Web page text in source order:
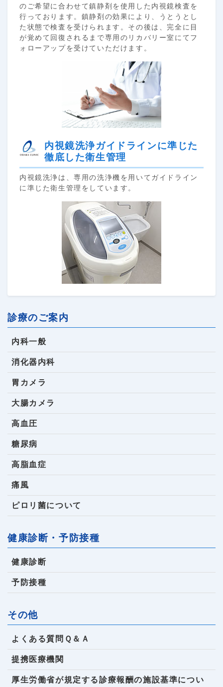
診療のご案内
内科一般
消化器内科
胃カメラ
大腸カメラ
高血圧
糖尿病
高脂血症
痛風
ピロリ菌について
健康診断・予防接種
健康診断
予防接種
その他
よくある質問Ｑ＆Ａ
提携医療機関
厚生労働省が規定する診療報酬の施設基準につい
のご希望に合わせて鎮静剤を使用した内視鏡検査を
行っております。鎮静剤の効果により、うとうとし
た状態で検査を受けられます。その後は、完全に目
が覚めて回復されるまで専用のリカバリー室にてフ
ォローアップを受けていただけます。
内視鏡洗浄ガイドラインに準じた
徹底した衛生管理
内視鏡洗浄は、専用の洗浄機を用いてガイドライン
に準じた衛生管理をしています。